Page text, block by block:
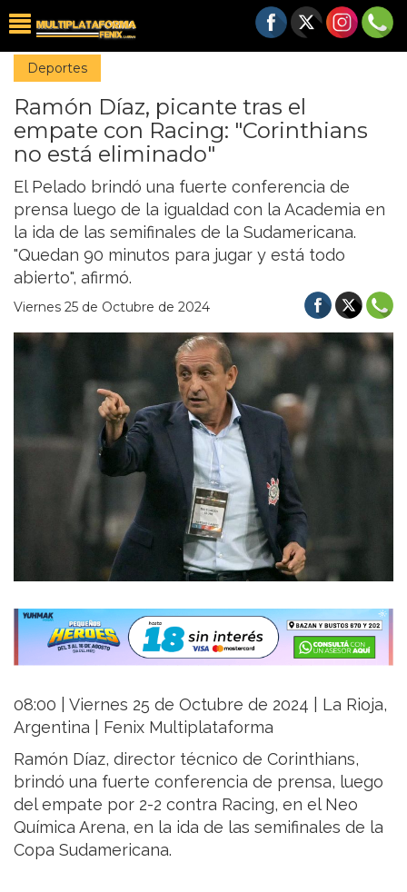
Deportes
Ramón Díaz, picante tras el
empate con Racing: "Corinthians
no está eliminado"
El Pelado brindó una fuerte conferencia de
prensa luego de la igualdad con la Academia en
la ida de las semifinales de la Sudamericana.
"Quedan 90 minutos para jugar y está todo
abierto", afirmó.
Viernes 25 de Octubre de 2024
08:00 | Viernes 25 de Octubre de 2024 | La Rioja,
Argentina | Fenix Multiplataforma
Ramón Díaz, director técnico de Corinthians,
brindó una fuerte conferencia de prensa, luego
del empate por 2-2 contra Racing, en el Neo
Química Arena, en la ida de las semifinales de la
Copa Sudamericana.